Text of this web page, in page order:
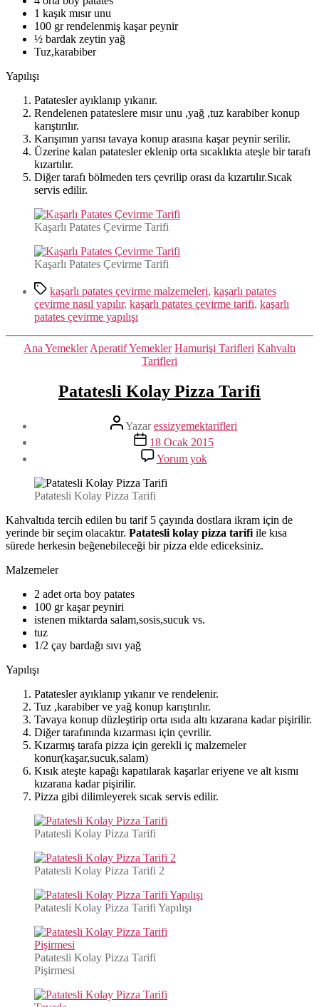
1 kaşık mısır unu
100 gr rendelenmiş kaşar peynir
½ bardak zeytin yağ
Tuz,karabiber
Yapılışı
Patatesler ayıklanıp yıkanır.
Rendelenen patateslere mısır unu ,yağ ,tuz karabiber konup
karıştırılır.
Karışımın yarısı tavaya konup arasına kaşar peynir serilir.
Üzerine kalan patatesler eklenip orta sıcaklıkta ateşle bir tarafı
kızartılır.
Diğer tarafı bölmeden ters çevrilip orası da kızartılır.Sıcak
servis edilir.
Kaşarlı Patates Çevirme Tarifi
Kaşarlı Patates Çevirme Tarifi
Etiketler
kaşarlı patates çevirme malzemeleri, kaşarlı patates
çevirme nasıl yapılır, kaşarlı patates çevirme tarifi, kaşarlı
patates çevirme yapılışı
Kategoriler
Ana Yemekler Aperatif Yemekler Hamurişi Tarifleri Kahvaltı
Tarifleri
Patatesli Kolay Pizza Tarifi
Yazının
yazarı
Yazaressizyemektarifleri
Yazı
tarihi
18 Ocak 2015
Yorum yokPatatesli
Kolay
Patatesli Kolay Pizza Tarifi
Kahvaltıda tercih edilen bu tarif 5 çayında dostlara ikram için de
yerinde bir seçim olacaktır. Patatesli kolay pizza tarifi ile kısa
sürede herkesin beğenebileceği bir pizza elde ediceksiniz.
Malzemeler
2 adet orta boy patates
100 gr kaşar peyniri
istenen miktarda salam,sosis,sucuk vs.
tuz
1/2 çay bardağı sıvı yağ
Yapılışı
Patatesler ayıklanıp yıkanır ve rendelenir.
Tuz ,karabiber ve yağ konup karıştırılır.
Tavaya konup düzleştirip orta ısıda altı kızarana kadar pişirilir.
Diğer tarafınında kızarması için çevrilir.
Kızarmış tarafa pizza için gerekli iç malzemeler
konur(kaşar,sucuk,salam)
Kısık ateşte kapağı kapatılarak kaşarlar eriyene ve alt kısmı
kızarana kadar pişirilir.
Pizza gibi dilimleyerek sıcak servis edilir.
Patatesli Kolay Pizza Tarifi
Patatesli Kolay Pizza Tarifi 2
Patatesli Kolay Pizza Tarifi Yapılışı
Patatesli Kolay Pizza Tarifi
Pişirmesi